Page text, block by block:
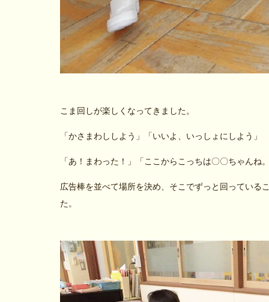
こま回しが楽しくなってきました。
「かさまわししよう」「いいよ、いっしょにしよう」
「あ！まわった！」「ここからこっちは〇〇ちゃん
広告棒を並べて場所を決め、そこでずっと回っている
た。